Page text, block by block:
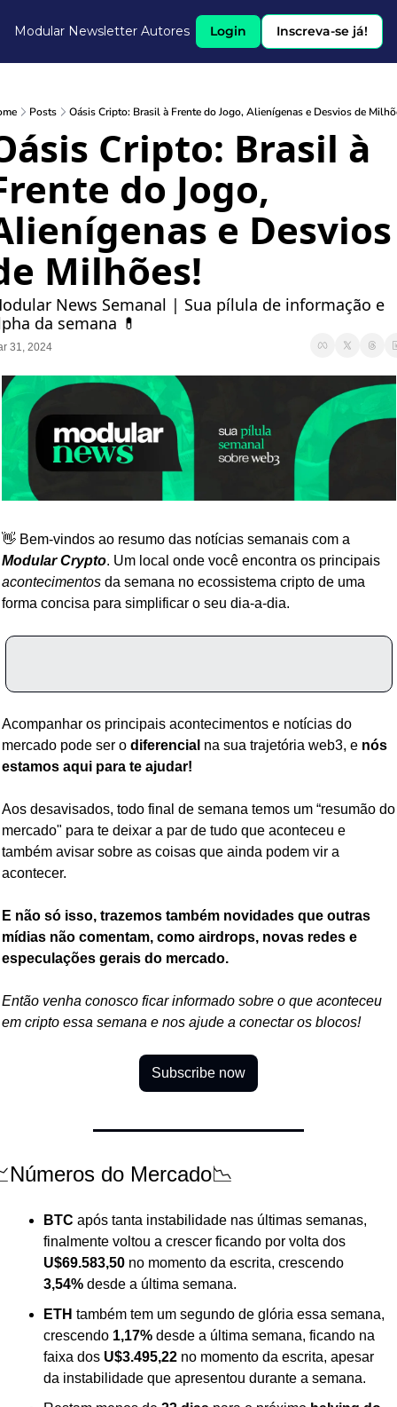
Modular Newsletter Autores Login Inscreva-se já!
Posts Oásis Cripto: Brasil à Frente do Jogo, Alienígenas e Desvios de
Cripto: Brasil à
do Jogo,
e Desvios
Milhões!
News Semanal | Sua pílula de informação e
da semana 💊
31, 2024
Modular Crypto
. Um local onde você encontra os principais
acontecimentos da semana no ecossistema cripto de uma
forma concisa para simplificar o seu dia-a-dia.
Acompanhar os principais acontecimentos e notícias do
mercado pode ser o diferencial na sua trajetória web3, e nós
estamos aqui para te ajudar!
Aos desavisados, todo final de semana temos um “resumão do
mercado" para te deixar a par de tudo que aconteceu e
também avisar sobre as coisas que ainda podem vir a
acontecer.
E não só isso, trazemos também novidades que outras
mídias não comentam, como airdrops, novas redes e
especulações gerais do mercado.
Então venha conosco ficar informado sobre o que aconteceu
em cripto essa semana e nos ajude a conectar os blocos!
Subscribe now
do Mercado📉
BTC após tanta instabilidade nas últimas semanas,
finalmente voltou a crescer ficando por volta dos
U$69.583,50
no momento da escrita, crescendo
3,54% desde a última semana.
ETH também tem um segundo de glória essa semana,
crescendo 1,17% desde a última semana, ficando na
faixa dos U$3.495,22 no momento da escrita, apesar
da instabilidade que apresentou durante a semana.